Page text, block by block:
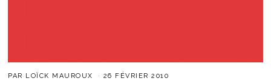
PAR LOÏCK MAUROUX 26 FÉVRIER 2010